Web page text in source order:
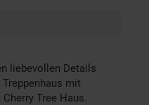
liebevollen Details
mit
Tree Haus.